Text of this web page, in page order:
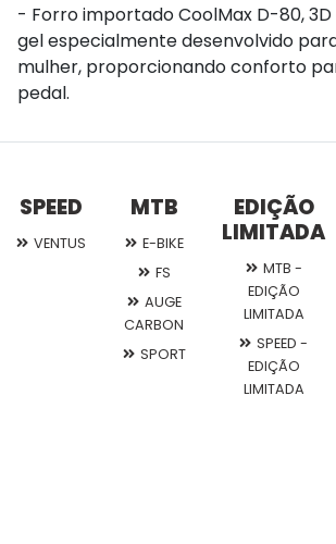
- Forro importado CoolMax D-80,
gel especialmente desenvolvido
mulher, proporcionando conforto
pedal.
SPEED
VENTUS
MTB
E-BIKE
FS
AUGE
CARBON
SPORT
EDIÇÃO
LIMITADA
MTB -
EDIÇÃO
LIMITADA
SPEED -
EDIÇÃO
LIMITADA